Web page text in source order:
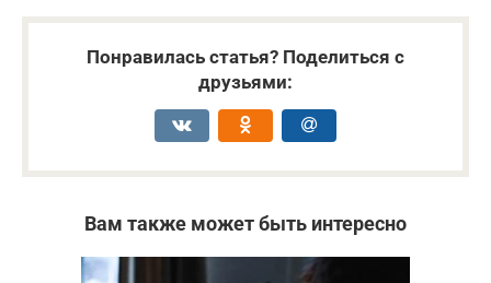
Понравилась статья? Поделиться с
друзьями:
Вам также может быть интересно